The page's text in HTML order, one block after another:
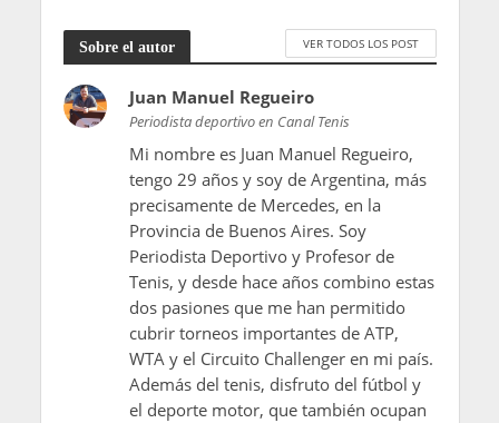
Sobre el autor VER TODOS LOS POST
Juan Manuel Regueiro
Periodista deportivo en Canal Tenis
Mi nombre es Juan Manuel Regueiro,
tengo 29 años y soy de Argentina, más
precisamente de Mercedes, en la
Provincia de Buenos Aires. Soy
Periodista Deportivo y Profesor de
Tenis, y desde hace años combino estas
dos pasiones que me han permitido
cubrir torneos importantes de ATP,
WTA y el Circuito Challenger en mi país.
Además del tenis, disfruto del fútbol y
el deporte motor, que también ocupan